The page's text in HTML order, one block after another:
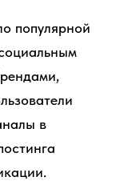
популярной
в